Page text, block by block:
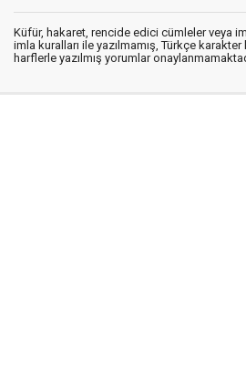
Küfür, hakaret, rencide edici cümleler veya
imla kuralları ile yazılmamış, Türkçe
harflerle yazılmış yorumlar